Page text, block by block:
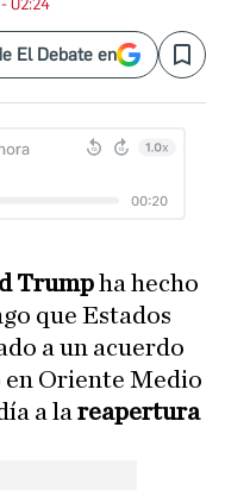
02:24
El Debate en Save
Trumpha hecho
que Estados
a un acuerdo
Oriente Medio
a la reapertura